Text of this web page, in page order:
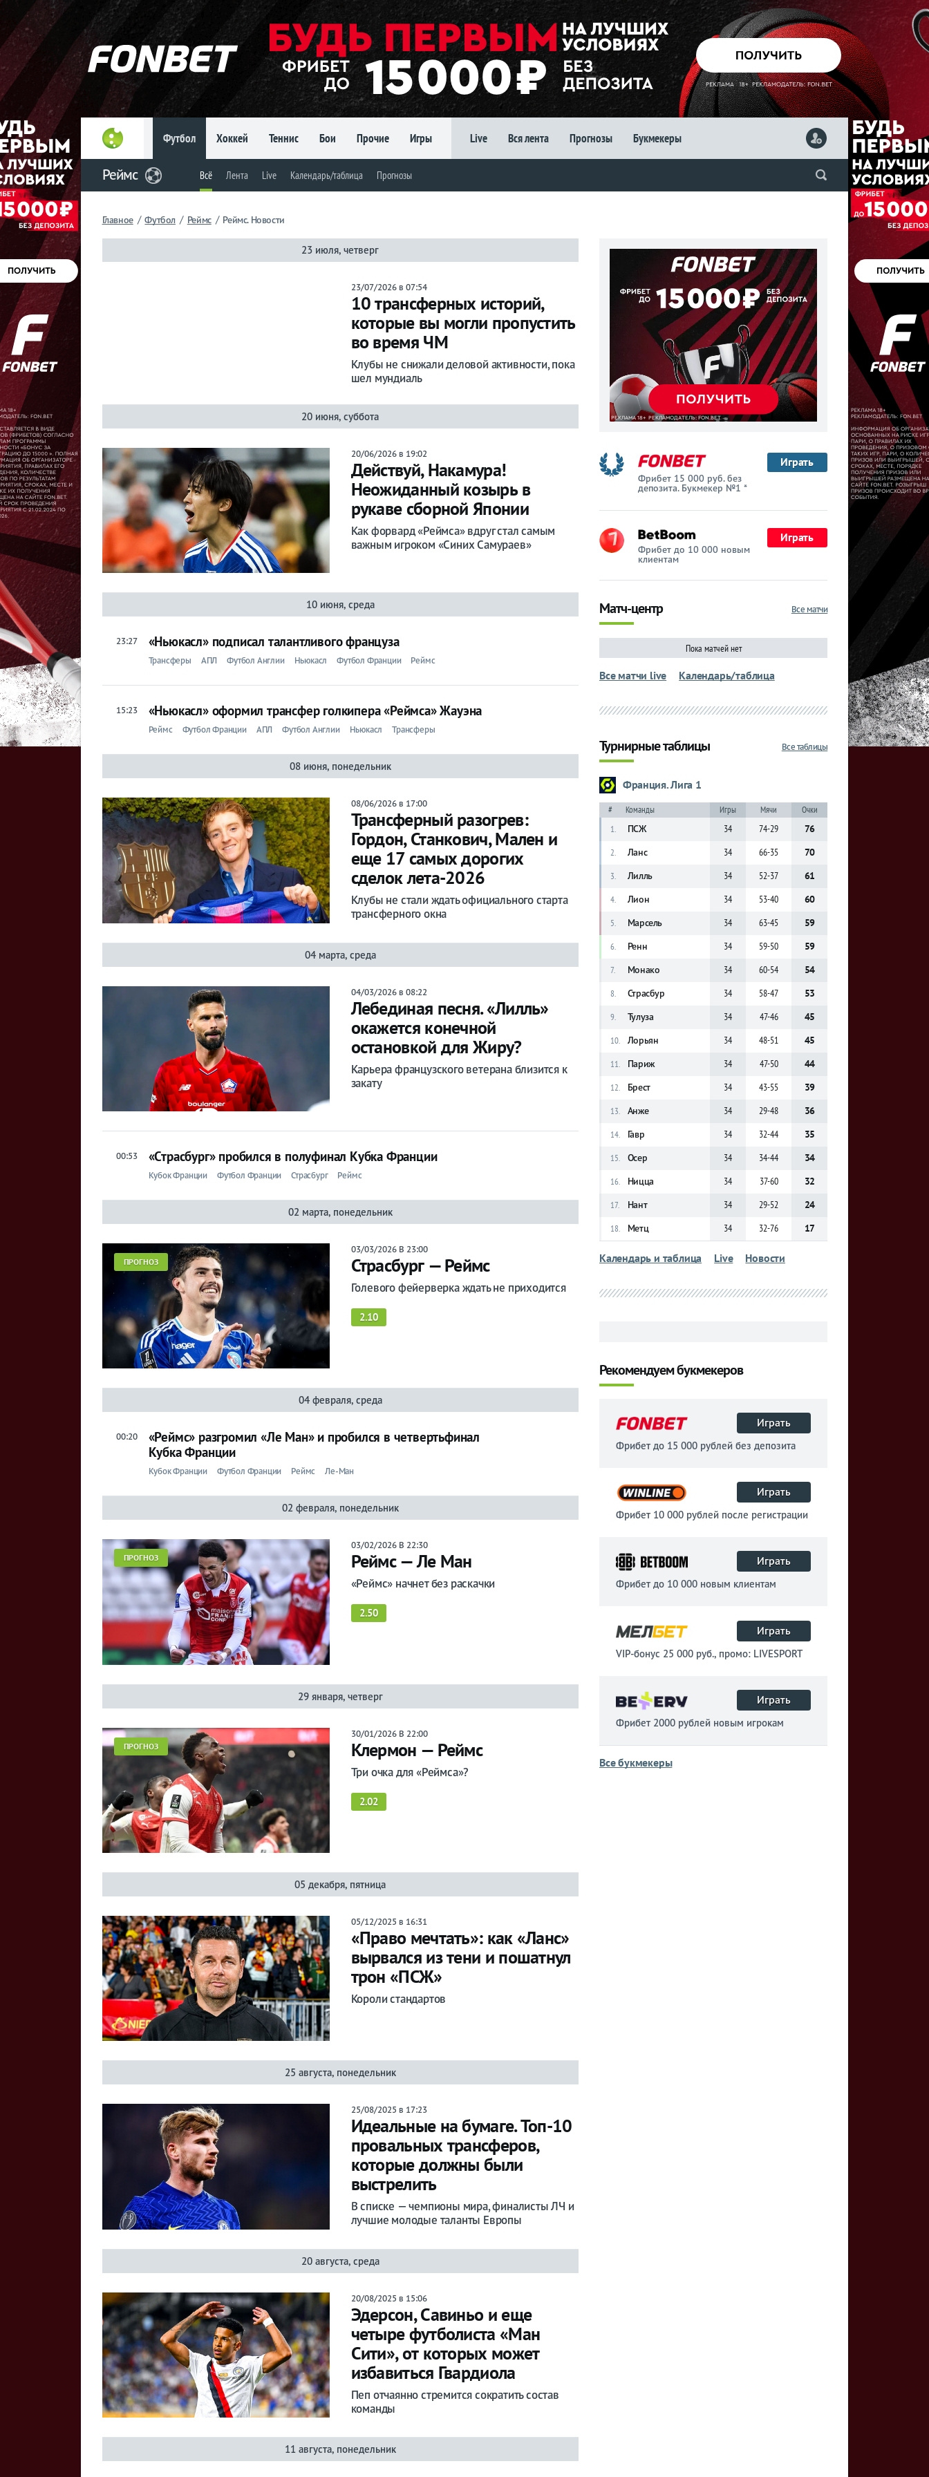
Футбол Хоккей Теннис Бои Прочие Игры Live Вся лента Прогнозы Букмекеры
Реймс Всё Лента Live Календарь/таблица Прогнозы
Главное / Футбол / Реймс / Реймс. Новости
23 июля, четверг
23/07/2026 в 07:54
10 трансферных историй,
которые вы могли пропустить
во время ЧМ
Клубы не снижали деловой активности, пока
шел мундиаль
20 июня, суббота
20/06/2026 в 19:02
Действуй, Накамура!
Неожиданный козырь в
рукаве сборной Японии
Как форвард «Реймса» вдруг стал самым
важным игроком «Синих Самураев»
10 июня, среда
23:27 «Ньюкасл» подписал талантливого француза
Трансферы АПЛ Футбол Англии Ньюкасл Футбол Франции Реймс
15:23 «Ньюкасл» оформил трансфер голкипера «Реймса» Жауэна
Реймс Футбол Франции АПЛ Футбол Англии Ньюкасл Трансферы
08 июня, понедельник
08/06/2026 в 17:00
Трансферный разогрев:
Гордон, Станкович, Мален и
еще 17 самых дорогих
сделок лета-2026
Клубы не стали ждать официального старта
трансферного окна
04 марта, среда
04/03/2026 в 08:22
Лебединая песня. «Лилль»
окажется конечной
остановкой для Жиру?
Карьера французского ветерана близится к
закату
00:53 «Страсбург» пробился в полуфинал Кубка Франции
Кубок Франции Футбол Франции Страсбург Реймс
02 марта, понедельник
ПРОГНОЗ
03/03/2026 В 23:00
Страсбург — Реймс
Голевого фейерверка ждать не приходится
2.10
04 февраля, среда
00:20
«Реймс» разгромил «Ле Ман» и пробился в четвертьфинал
Кубка Франции
Кубок Франции Футбол Франции Реймс Ле-Ман
02 февраля, понедельник
ПРОГНОЗ
03/02/2026 В 22:30
Реймс — Ле Ман
«Реймс» начнет без раскачки
2.50
29 января, четверг
ПРОГНОЗ
30/01/2026 В 22:00
Клермон — Реймс
Три очка для «Реймса»?
2.02
05 декабря, пятница
05/12/2025 в 16:31
«Право мечтать»: как «Ланс»
вырвался из тени и пошатнул
трон «ПСЖ»
Короли стандартов
25 августа, понедельник
25/08/2025 в 17:23
Идеальные на бумаге. Топ-10
провальных трансферов,
которые должны были
выстрелить
В списке — чемпионы мира, финалисты ЛЧ и
лучшие молодые таланты Европы
20 августа, среда
20/08/2025 в 15:06
Эдерсон, Савиньо и еще
четыре футболиста «Ман
Сити», от которых может
избавиться Гвардиола
Пеп отчаянно стремится сократить состав
команды
11 августа, понедельник
Фрибет 15 000 руб. без
депозита. Букмекер №1 *
Играть
Фрибет до 10 000 новым
клиентам
Играть
Все матчи
Матч-центр
Пока матчей нет
Все матчи live Календарь/таблица
Все таблицы
Турнирные таблицы
Франция. Лига 1
# Команды Игры Мячи
Очки
1.
ПСЖ 34 74-29 76
2. Ланс 34 66-35 70
3. Лилль 34 52-37 61
4. Лион 34 53-40 60
5. Марсель 34 63-45 59
6. Ренн 34 59-50 59
7. Монако 34 60-54 54
8. Страсбур 34 58-47 53
9. Тулуза 34 47-46 45
10. Лорьян 34 48-51 45
11. Париж 34 47-50 44
12. Брест 34 43-55 39
13. Анже 34 29-48 36
14. Гавр 34 32-44 35
15. Осер 34 34-44 34
16. Ницца 34 37-60 32
17. Нант 34 29-52 24
18. Метц 34 32-76 17
Календарь и таблица Live Новости
Рекомендуем букмекеров
Играть
Фрибет до 15 000 рублей без депозита
Играть
Фрибет 10 000 рублей после регистрации
Играть
Фрибет до 10 000 новым клиентам
Играть
VIP-бонус 25 000 руб., промо: LIVESPORT
Играть
Фрибет 2000 рублей новым игрокам
Все букмекеры
Главное
Фрибет
до 15
000 ₽
Новым
игрокам, без
условий
Футбол
Реймс
Всё
Лента
Live
Календарь/
таблица
Прогнозы
Футбол Франции
Лига 1
Кубок Франции
Суперкубок Франции
Сборная Франции
Амьен
Анже
Бордо
Брест
Дижон
Лилль